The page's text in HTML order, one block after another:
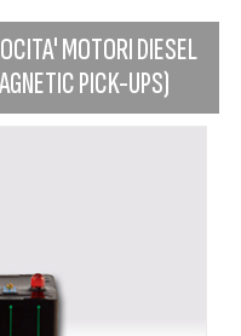
MOTORI DIESEL
PICK-UPS)